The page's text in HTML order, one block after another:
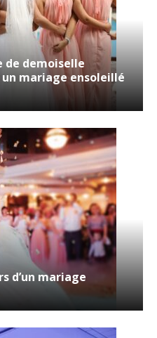
de demoiselle
mariage ensoleillé
d’un mariage